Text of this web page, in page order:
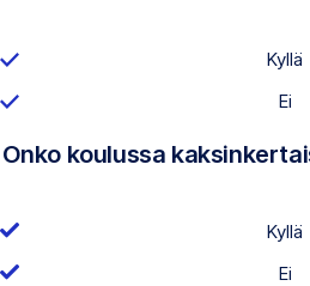
Kyllä
Ei
Onko koulussa
Kyllä
Ei